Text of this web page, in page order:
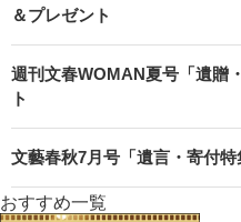
＆プレゼント
週刊文春WOMAN夏号「遺贈
ト
文藝春秋7月号「遺言・寄付
おすすめ一覧